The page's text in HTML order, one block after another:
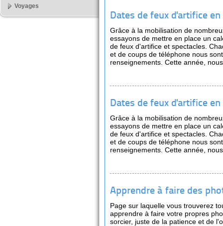
Dates de feux d'artifice en
Grâce à la mobilisation de
essayons de mettre en place un
de feux d'artifice et spectacles.
et de coups de téléphone nous
renseignements. Cette année,
Dates de feux d'artifice en
Grâce à la mobilisation de
essayons de mettre en place un
de feux d'artifice et spectacles.
et de coups de téléphone nous
renseignements. Cette année,
Apprendre à faire des
Page sur laquelle vous trouverez
apprendre à faire votre propres
sorcier, juste de la patience et de
Voyages